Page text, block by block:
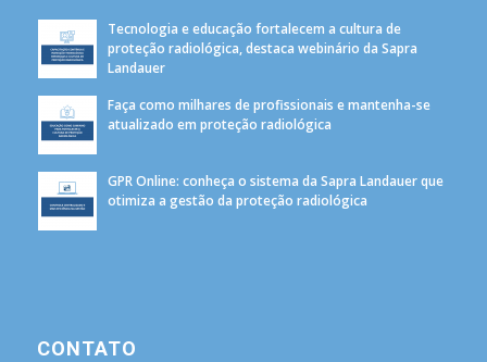
Tecnologia e educação fortalecem a cultura de
proteção radiológica, destaca webinário da Sapra
Landauer
Faça como milhares de profissionais e mantenha-se
atualizado em proteção radiológica
GPR Online: conheça o sistema da Sapra Landauer que
otimiza a gestão da proteção radiológica
CONTATO